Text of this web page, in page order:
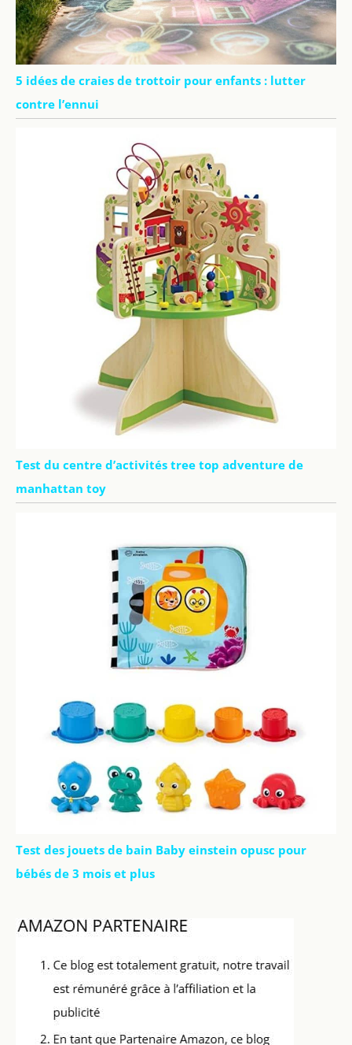
5 idées de craies de trottoir pour enfants : lutter
contre l’ennui
Test du centre d’activités tree top adventure de
manhattan toy
Test des jouets de bain Baby einstein opusc pour
bébés de 3 mois et plus